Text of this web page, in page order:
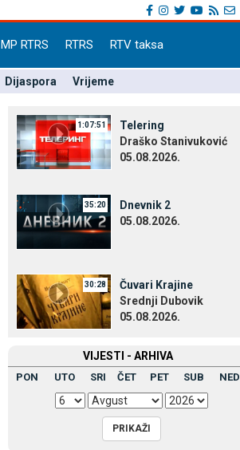
MP RTRS RTRS RTV taksa
Dijaspora Vrijeme
1:07:51
Telering
Draško Stanivuković
05.08.2026.
35:20
Dnevnik 2
05.08.2026.
30:28
Čuvari Krajine
Srednji Dubovik
05.08.2026.
VIЈESTI - ARHIVA
PON UTO SRI ČET PET SUB NED